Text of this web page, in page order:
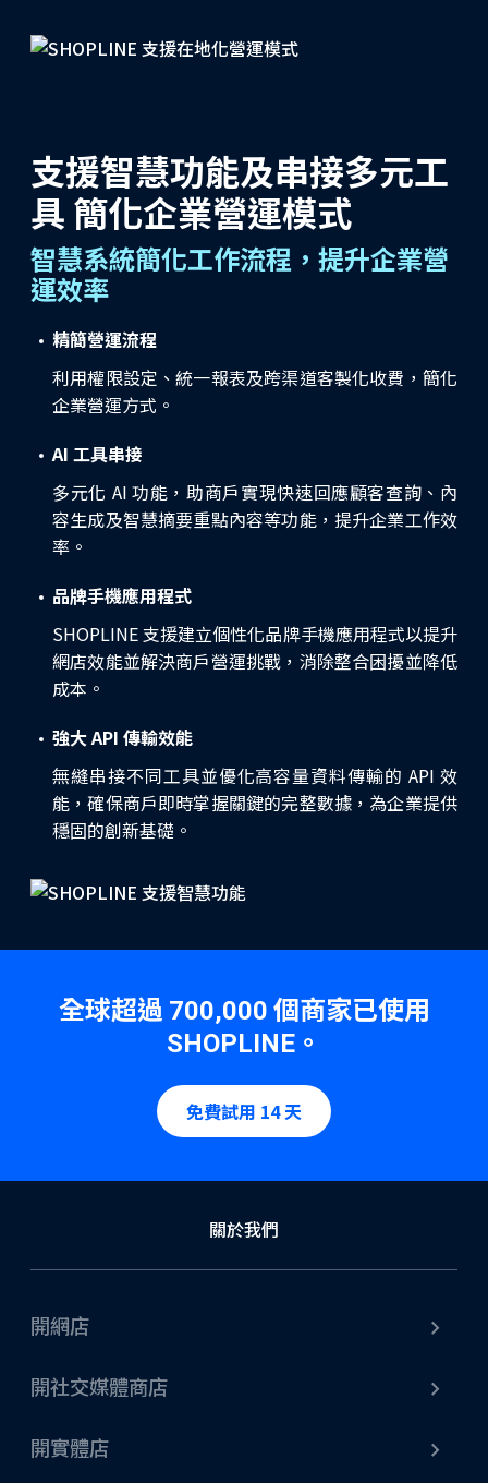
支援智慧功能及串接多元工
具 簡化企業營運模式
智慧系統簡化工作流程，提升企業營
運效率
精簡營運流程
利用權限設定、統一報表及跨渠道客製化收費，簡化
企業營運方式。
AI 工具串接
多元化 AI 功能，助商戶實現快速回應顧客查詢、內
容生成及智慧摘要重點內容等功能，提升企業工作效
率。
品牌手機應用程式
SHOPLINE 支援建立個性化品牌手機應用程式以提升
網店效能並解決商戶營運挑戰，消除整合困擾並降低
成本。
強大 API 傳輸效能
無縫串接不同工具並優化高容量資料傳輸的 API 效
能，確保商戶即時掌握關鍵的完整數據，為企業提供
穩固的創新基礎。
全球超過 700,000 個商家已使用
SHOPLINE 。
免費試用 14 天
關於我們
開網店
開社交媒體商店
開實體店